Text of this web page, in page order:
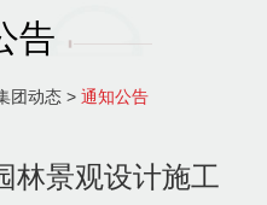
告
团动态 > 通知公告
林景观设计施工